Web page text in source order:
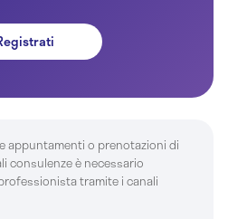
appuntamenti o prenotazioni di
consulenze è necessario
tramite i canali